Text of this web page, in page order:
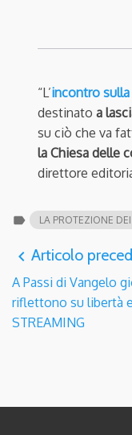
“L’incontro
destinato a
su ciò che va
la Chiesa delle
direttore
label LA PROTEZIONE
navigate_before Articolo
A Passi di Vangelo
riflettono su libertà
STREAMING